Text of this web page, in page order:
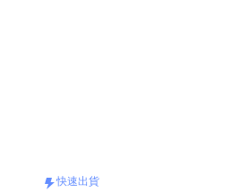
快速出貨